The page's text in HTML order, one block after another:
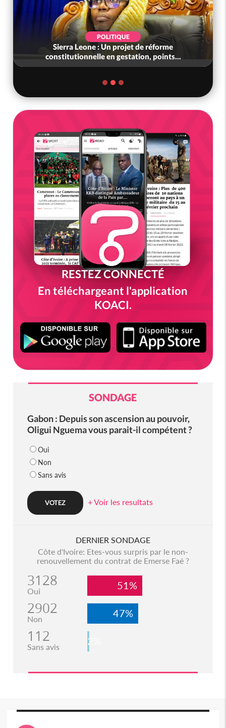
POLITIQUE
Sierra Leone : Un projet de réforme
constitutionnelle en gestation, points...
RESTEZ CONNECTÉ
En téléchargeant l'application
KOACI.
SONDAGE
Gabon : Depuis son ascension au pouvoir,
Oligui Nguema vous parait-il compétent ?
Oui
Non
Sans avis
+ Voir les resultats
DERNIER SONDAGE
Côte d'Ivoire: Etes-vous surpris par le non-
renouvellement du contrat de Emerse Faé ?
3128
Oui 51%
2902
Non 47%
112
Sans avis 2%